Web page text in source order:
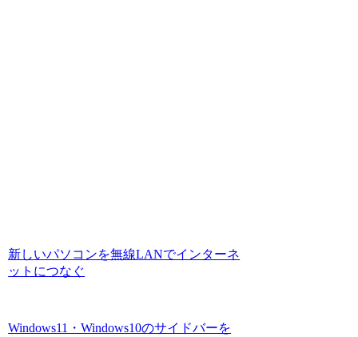
新しいパソコンを無線LANでインターネ
ットにつなぐ
Windows11・Windows10のサイドバーを